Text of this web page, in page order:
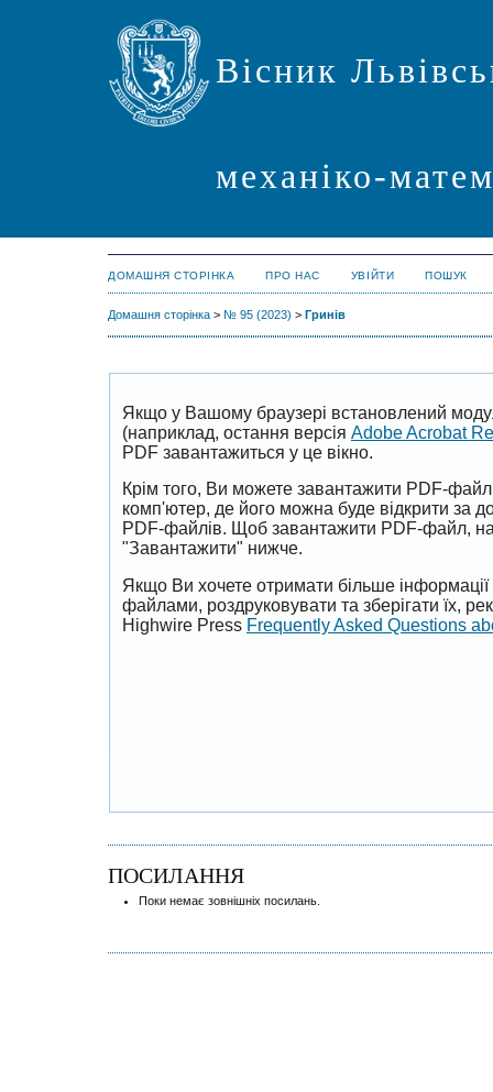
Вісник
механіко-
ДОМАШНЯ СТОРІНКА ПРО НАС УВІЙТИ ПОШУК
Домашня сторінка > № 95 (2023) > Гринів
Якщо у Вашому браузері встановлений
(наприклад, остання версія Adobe Acrobat
PDF завантажиться у це вікно.
Крім того, Ви можете завантажити PDF-
комп'ютер, де його можна буде відкрити за
PDF-файлів. Щоб завантажити PDF-файл,
"Завантажити" нижче.
Якщо Ви хочете отримати більше
файлами, роздруковувати та зберігати їх,
Highwire Press Frequently Asked Questions
ПОСИЛАННЯ
Поки немає зовнішніх посилань.